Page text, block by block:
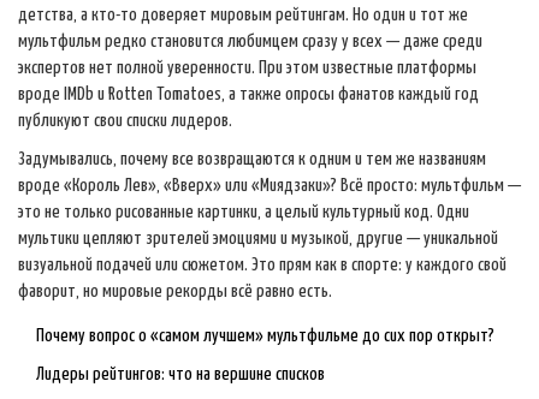
детства, а кто-то доверяет мировым рейтингам. Но один и тот же
мультфильм редко становится любимцем сразу у всех — даже среди
экспертов нет полной уверенности. При этом известные платформы
вроде IMDb и Rotten Tomatoes, а также опросы фанатов каждый год
публикуют свои списки лидеров.
Задумывались, почему все возвращаются к одним и тем же названиям
вроде «Король Лев», «Вверх» или «Миядзаки»? Всё просто: мультфильм —
это не только рисованные картинки, а целый культурный код. Одни
мультики цепляют зрителей эмоциями и музыкой, другие — уникальной
визуальной подачей или сюжетом. Это прям как в спорте: у каждого свой
фаворит, но мировые рекорды всё равно есть.
Почему вопрос о «самом лучшем» мультфильме до сих пор открыт?
Лидеры рейтингов: что на вершине списков